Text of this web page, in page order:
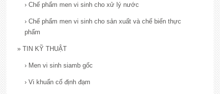
› Chế phẩm men vi sinh cho xử lý nước
› Chế phẩm men vi sinh cho sản xuất và chế biến thực
phẩm
» TIN KỸ THUẬT
› Men vi sinh siamb gốc
› Vi khuẩn cố định đạm